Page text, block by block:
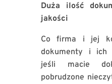
Duża ilość
jakości
Co firma i jej
dokumenty i ich
jeśli macie
pobrudzone